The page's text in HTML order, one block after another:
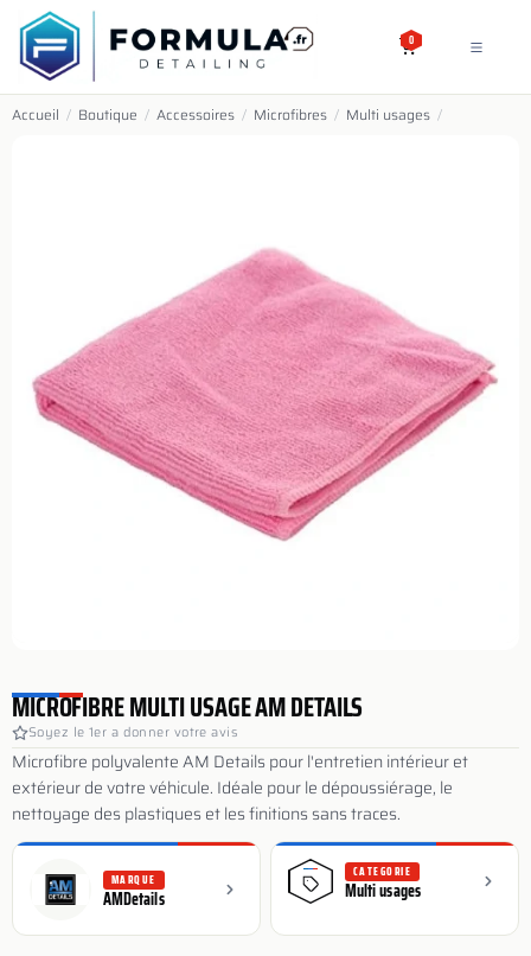
SE RENDRE AU CONTENU
0
Accueil / Boutique / Accessoires / Microfibres / Multi usages /
MICROFIBRE MULTI USAGE AM DETAILS
Soyez le 1er a donner votre avis
Microfibre polyvalente AM Details pour l'entretien intérieur et
extérieur de votre véhicule. Idéale pour le dépoussiérage, le
nettoyage des plastiques et les finitions sans traces.
MARQUE
AMDetails
CATEGORIE
Multi usages